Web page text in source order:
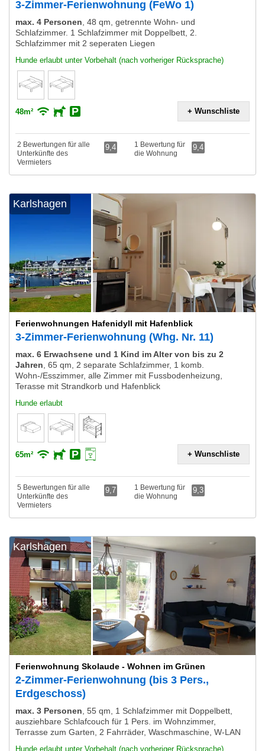
3-Zimmer-Ferienwohnung (FeWo 1)
max. 4 Personen 48 qm, getrennte Wohn- und
Schlafzimmer. 1 Schlafzimmer mit Doppelbett, 2.
Schlafzimmer mit 2 seperaten Liegen
Hunde erlaubt unter Vorbehalt (nach vorheriger Rücksprache)
48m² + Wunschliste
2 Bewertungen für alle
Unterkünfte des
Vermieters
9,4
1 Bewertung für
die Wohnung
9,4
Karlshagen
Ferienwohnungen Hafenidyll mit Hafenblick
3-Zimmer-Ferienwohnung (Whg. Nr. 11)
max. 6 Erwachsene und 1 Kind im Alter von bis zu 2
Jahren 65 qm, 2 separate Schlafzimmer, 1 komb.
Wohn-/Esszimmer, alle Zimmer mit Fussbodenheizung,
Terasse mit Strandkorb und Hafenblick
Hunde erlaubt
65m² + Wunschliste
5 Bewertungen für alle
Unterkünfte des
Vermieters
9,7
1 Bewertung für
die Wohnung
9,3
Karlshagen
Ferienwohnung Skolaude - Wohnen im Grünen
2-Zimmer-Ferienwohnung (bis 3 Pers.,
Erdgeschoss)
max. 3 Personen 55 qm, 1 Schlafzimmer mit Doppelbett,
ausziehbare Schlafcouch für 1 Pers. im Wohnzimmer,
Terrasse zum Garten, 2 Fahrräder, Waschmaschine, W-LAN
Hunde erlaubt unter Vorbehalt (nach vorheriger Rücksprache)